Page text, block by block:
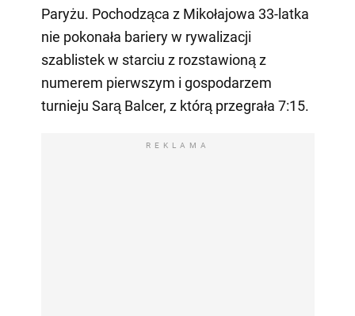
Paryżu. Pochodząca z Mikołajowa 33-latka
nie pokonała bariery w rywalizacji
szablistek w starciu z rozstawioną z
numerem pierwszym i gospodarzem
turnieju Sarą Balcer, z którą przegrała 7:15.
REKLAMA